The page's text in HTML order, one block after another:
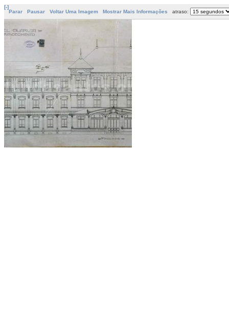
[-]
Parar
Pausar Voltar Uma Imagem Mostrar Mais Informações atraso: